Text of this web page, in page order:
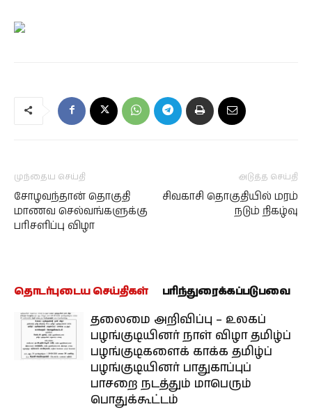
முந்தைய செய்தி
சோழவந்தான் தொகுதி
மாணவ செல்வங்களுக்கு
பரிசளிப்பு விழா
அடுத்த செய்தி
சிவகாசி தொகுதியில் மரம்
நடும் நிகழ்வு
தொடர்புடைய செய்திகள் பரிந்துரைக்கப்படுபவை
தலைமை அறிவிப்பு – உலகப்
பழங்குடியினர் நாள் விழா தமிழ்ப்
பழங்குடிகளைக் காக்க தமிழ்ப்
பழங்குடியினர் பாதுகாப்புப்
பாசறை நடத்தும் மாபெரும்
பொதுக்கூட்டம்